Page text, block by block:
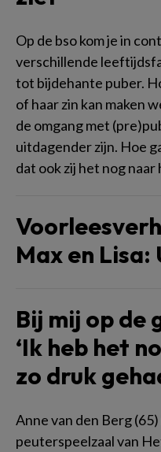
Op de bso kom je in
verschillende
tot bijdehante puber.
of haar zin kan maken
de omgang met
uitdagender zijn. Hoe
dat ook zij het nog naar
Max en Lisa:
Bij mij op de
‘Ik heb het
zo druk
Anne van den Berg (65)
peuterspeelzaal van